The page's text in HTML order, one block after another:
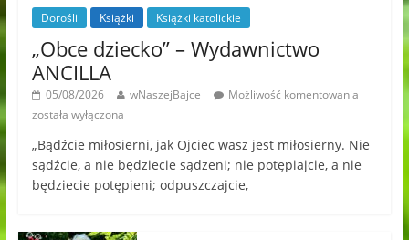
Dorośli Książki Książki katolickie
„Obce dziecko” – Wydawnictwo
ANCILLA
05/08/2026 wNaszejBajce
Możliwość komentowania
została wyłączona
„Bądźcie miłosierni, jak Ojciec wasz jest miłosierny. Nie
sądźcie, a nie będziecie sądzeni; nie potępiajcie, a nie
będziecie potępieni; odpuszczajcie,